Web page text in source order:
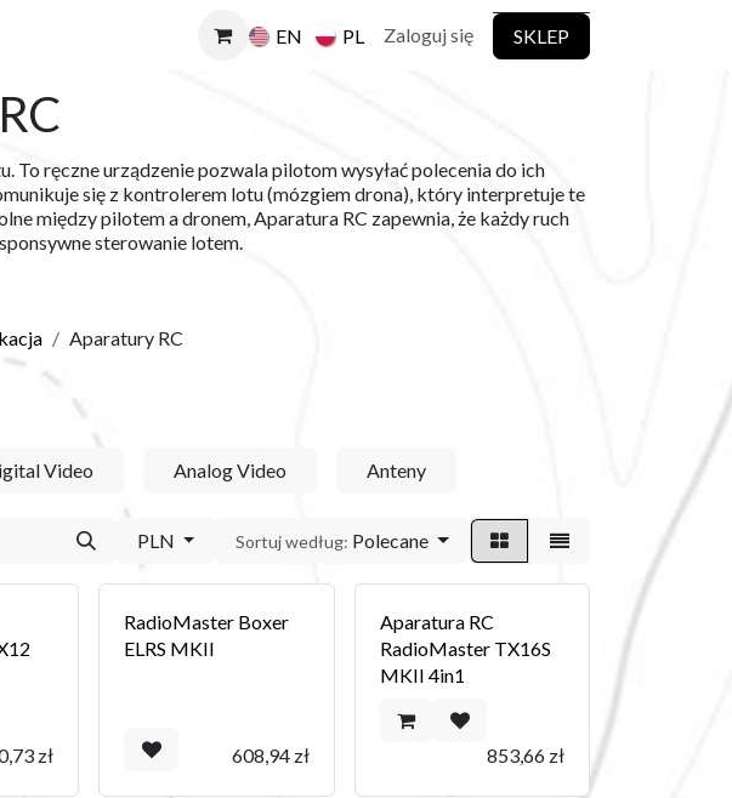
EN PL Zaloguj się SKLEP
ręczne urządzenie pozwala pilotom wysyłać polecenia do ich
się z kontrolerem lotu (mózgiem drona), który interpretuje te
między pilotem a dronem, Aparatura RC zapewnia, że każdy ruch
sterowanie lotem.
Aparatury RC
Video Analog Video Anteny
PLN Sortuj według: Polecane
zł
RadioMaster Boxer
ELRS MKII
608,94zł
Aparatura RC
RadioMaster TX16S
MKII 4in1
853,66zł